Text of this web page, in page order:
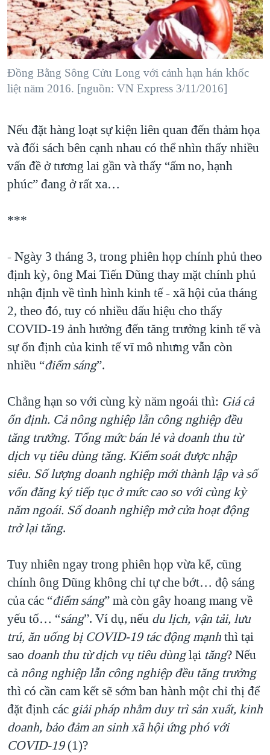
"Tìm"NGƯỜI VIỆT HẢI NGOẠI
ĐỜI SỐNG
KINH TẾ
KHOA HỌC
THỂ THAO
GIÁO DỤC
TẠI
HÀNH TRÌNH BẦU CỬ 2024
MỘT NĂM CHIẾN TRANH TẠI DẢI GAZA
GIẢI MÃ VÀNH ĐAI & CON ĐƯỜNG
NGÀY TỊ NẠN THẾ GIỚI
GROUND ZERO – XƯA VÀ NAY
CHI PHÍ CHIẾN TRANH AFGHANISTAN
CÁC GIÁ TRỊ CỘNG HÒA Ở VIỆT NAM
TRỊNH VĨNH BÌNH VS. CHÍNH PHỦ VIỆT NAM
BÊN KIA QUỐC LỘ: TIẾNG VỌNG TỪ NÔNG THÔN MỸ
QUAN HỆ VIỆT MỸ
VIDEO
NGHE
MẠNG XÃ HỘI
Ngôn ngữ khác
Đồng Bằng Sông Cửu Long với cảnh hạn hán khốc
liệt năm 2016. [nguồn: VN Express 3/11/2016]
Nếu đặt hàng loạt sự kiện liên quan đến thảm họa
và đối sách bên cạnh nhau có thể nhìn thấy nhiều
vấn đề ở tương lai gần và thấy “ấm no, hạnh
phúc” đang ở rất xa…
***
- Ngày 3 tháng 3, trong phiên họp chính phủ theo
định kỳ, ông Mai Tiến Dũng thay mặt chính phủ
nhận định về tình hình kinh tế - xã hội của tháng
2, theo đó, tuy có nhiều dấu hiệu cho thấy
COVID-19 ảnh hưởng đến tăng trưởng kinh tế và
sự ổn định của kinh tế vĩ mô nhưng vẫn còn
nhiều “điểm sáng”.
Chẳng hạn so với cùng kỳ năm ngoái thì: Giá cả
ổn định. Cả nông nghiệp lẫn công nghiệp đều
tăng trưởng. Tổng mức bán lẻ và doanh thu từ
dịch vụ tiêu dùng tăng. Kiểm soát được nhập
siêu. Số lượng doanh nghiệp mới thành lập và số
vốn đăng ký tiếp tục ở mức cao so với cùng kỳ
năm ngoái. Số doanh nghiệp mở cửa hoạt động
trở lại tăng.
Tuy nhiên ngay trong phiên họp vừa kể, cũng
chính ông Dũng không chỉ tự che bớt… độ sáng
của các “điểm sáng” mà còn gây hoang mang về
yếu tố… “sáng”. Ví dụ, nếu du lịch, vận tải, lưu
trú, ăn uống bị COVID-19 tác động mạnhthì tại
sao doanh thu từ dịch vụ tiêu dùnglại tăng? Nếu
cảnông nghiệp lẫn công nghiệp đều tăng trưởng
thì có cần cam kết sẽ sớm ban hành một chỉ thị để
đặt định các giải pháp nhằm duy trì sản xuất, kinh
doanh, bảo đảm an sinh xã hội ứng phó với
COVID-19(1)?